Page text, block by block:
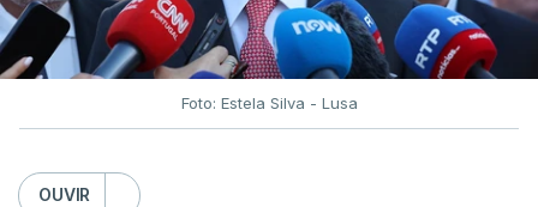
Foto: Estela Silva - Lusa
OUVIR